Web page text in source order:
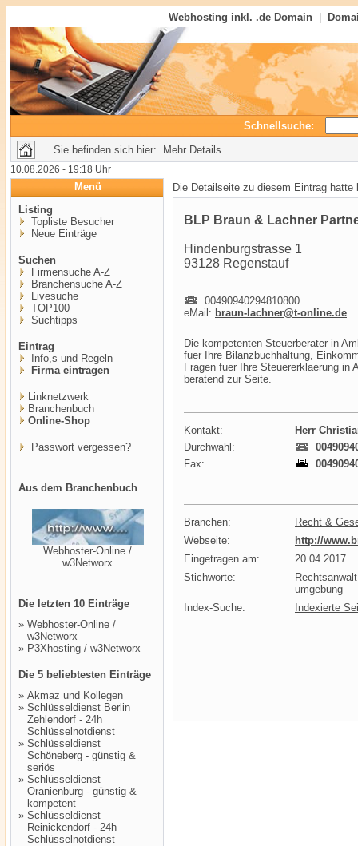
Webhosting inkl. .de Domain
Schnellsuche:
Sie befinden sich hier: Mehr Details...
10.08.2026 - 19:18 Uhr
Menü
Listing
Topliste Besucher
Neue Einträge
Suchen
Firmensuche A-Z
Branchensuche A-Z
Livesuche
TOP100
Suchtipps
Eintrag
Info,s und Regeln
Firma eintragen
Linknetzwerk
Branchenbuch
Online-Shop
Passwort vergessen?
Aus dem Branchenbuch
Webhoster-Online /
w3Networx
Die letzten 10 Einträge
» Webhoster-Online /
w3Networx
» P3Xhosting / w3Networx
Die 5 beliebtesten Einträge
» Akmaz und Kollegen
» Schlüsseldienst Berlin
Zehlendorf - 24h
Schlüsselnotdienst
» Schlüsseldienst
Schöneberg - günstig &
seriös
» Schlüsseldienst
Oranienburg - günstig &
kompetent
» Schlüsseldienst
Reinickendorf - 24h
Schlüsselnotdienst
Die Detailseite zu diesem Eintrag
BLP Braun & Lachner
Hindenburgstrasse 1
93128 Regenstauf
00490940294810800
eMail: braun-lachner@t-online.de
Die kompetenten Steuerberater in
fuer Ihre Bilanzbuchhaltung,
Fragen fuer Ihre Steuererklaerung in
beratend zur Seite.
Kontakt:
Herr
Durchwahl:
Fax:
Branchen:
Recht &
Webseite:
http://
Eingetragen am:
20.04.2017
Stichworte:
umgebung
Index-Suche:
Indexierte